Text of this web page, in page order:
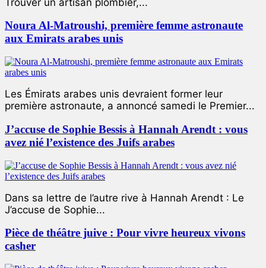
Noura Al-Matroushi, première femme astronaute
aux Emirats arabes unis
Les Émirats arabes unis devraient former leur
première astronaute, a annoncé samedi le Premier...
J’accuse de Sophie Bessis à Hannah Arendt : vous
avez nié l’existence des Juifs arabes
Dans sa lettre de l’autre rive à Hannah Arendt : Le
J’accuse de Sophie...
Pièce de théâtre juive : Pour vivre heureux vivons
casher